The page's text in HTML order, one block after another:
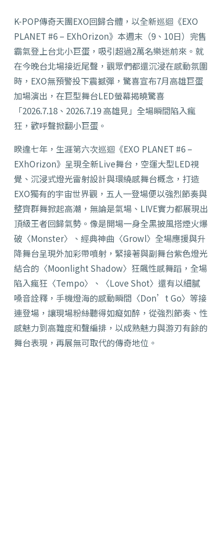
K-POP傳奇天團EXO回歸合體，以全新巡迴《EXO
PLANET #6 – EXhOrizon》本週末（9、10日）完售
霸氣登上台北小巨蛋，吸引超過2萬名樂迷前來。就
在今晚台北場接近尾聲，觀眾們都還沉浸在感動氛圍
時，EXO無預警投下震撼彈，驚喜宣布7月高雄巨蛋
加場演出，在巨型舞台LED螢幕揭曉驚喜
「2026.7.18、2026.7.19 高雄見」全場瞬間陷入瘋
狂，歡呼聲掀翻小巨蛋。
睽違七年，生涯第六次巡迴《EXO PLANET #6 –
EXhOrizon》呈現全新Live舞台，空運大型LED視
覺、沉浸式燈光雷射設計與環繞感舞台概念，打造
EXO獨有的宇宙世界觀，五人一登場便以強烈節奏與
整齊群舞掀起高潮，無論是氣場、LIVE實力都展現出
頂級王者回歸氣勢。像是開場一身全黑披風搭煙火爆
破〈Monster〉、經典神曲〈Growl〉全場應援與升
降舞台呈現外加彩帶噴射，緊接著與副舞台紫色燈光
結合的〈Moonlight Shadow〉狂飆性感舞蹈，全場
陷入瘋狂〈Tempo〉、〈Love Shot〉還有以細膩
嗓音詮釋，手機燈海的感動瞬間〈Don’t Go〉等接
連登場，讓現場粉絲聽得如癡如醉，從強烈節奏、性
感魅力到高難度和聲編排，以成熟魅力與游刃有餘的
舞台表現，再展無可取代的傳奇地位。